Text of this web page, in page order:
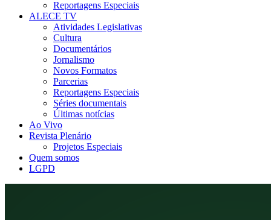
Reportagens Especiais
ALECE TV
Atividades Legislativas
Cultura
Documentários
Jornalismo
Novos Formatos
Parcerias
Reportagens Especiais
Séries documentais
Últimas notícias
Ao Vivo
Revista Plenário
Projetos Especiais
Quem somos
LGPD